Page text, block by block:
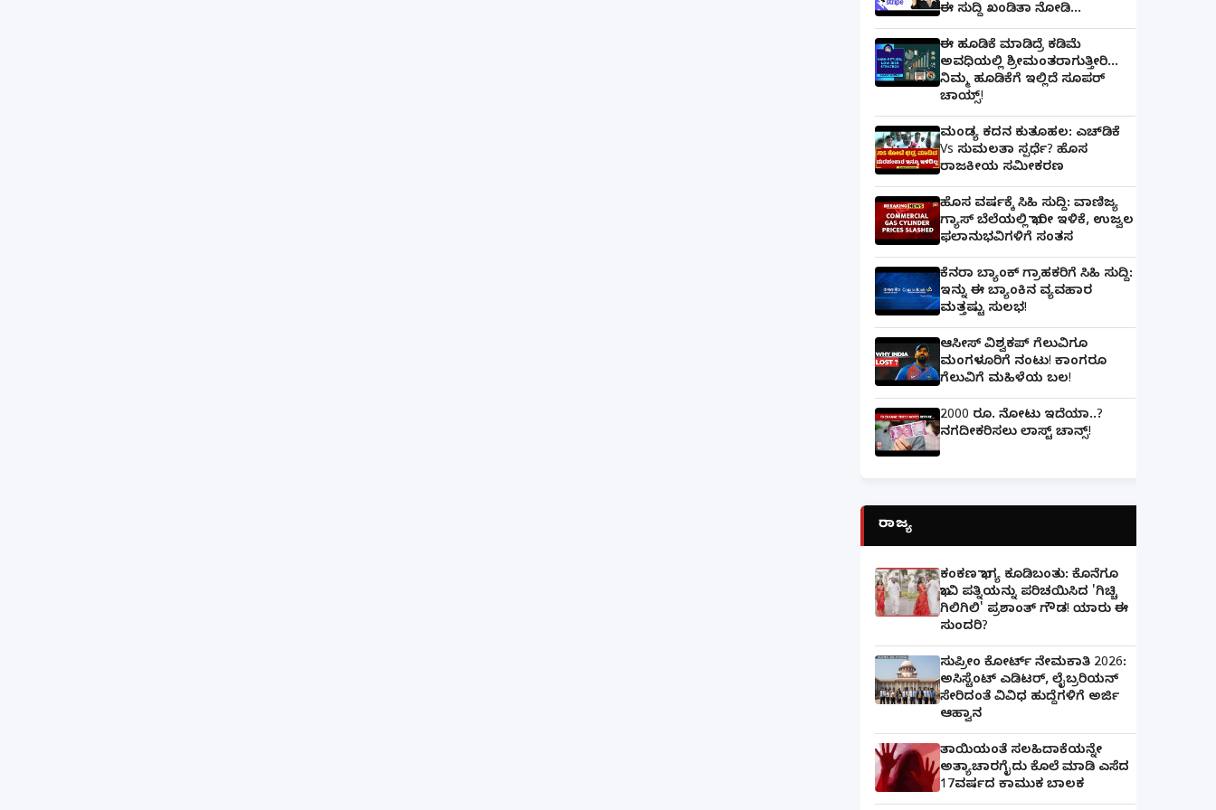
ಈ ಸುದ್ದಿ ಖಂಡಿತಾ ನೋಡಿ...
ಈ ಹೂಡಿಕೆ ಮಾಡಿದ್ರೆ ಕಡಿಮೆ
ಅವಧಿಯಲ್ಲಿ ಶ್ರೀಮಂತರಾಗುತ್ತೀರಿ...
ನಿಮ್ಮ ಹೂಡಿಕೆಗೆ ಇಲ್ಲಿದೆ ಸೂಪರ್
ಚಾಯ್ಸ್‌!
ಮಂಡ್ಯ ಕದನ ಕುತೂಹಲ: ಎಚ್‌ಡಿಕೆ
Vs ಸುಮಲತಾ ಸ್ಪರ್ಧೆ? ಹೊಸ
ರಾಜಕೀಯ ಸಮೀಕರಣ
ಹೊಸ ವರ್ಷಕ್ಕೆ ಸಿಹಿ ಸುದ್ದಿ: ವಾಣಿಜ್ಯ
ಗ್ಯಾಸ್‌ ಬೆಲೆಯಲ್ಲಿ ಭಾರೀ ಇಳಿಕೆ, ಉಜ್ವಲ
ಫಲಾನುಭವಿಗಳಿಗೆ ಸಂತಸ
ಕೆನರಾ ಬ್ಯಾಂಕ್‌ ಗ್ರಾಹಕರಿಗೆ ಸಿಹಿ ಸುದ್ದಿ:
ಇನ್ನು ಈ ಬ್ಯಾಂಕಿನ ವ್ಯವಹಾರ
ಮತ್ತಷ್ಟು ಸುಲಭ!
ಆಸೀಸ್ ವಿಶ್ವಕಪ್ ಗೆಲುವಿಗೂ
ಮಂಗಳೂರಿಗೆ ನಂಟು! ಕಾಂಗರೂ
ಗೆಲುವಿಗೆ ಮಹಿಳೆಯ ಬಲ!
2000 ರೂ. ನೋಟು ಇದೆಯಾ..?
ನಗದೀಕರಿಸಲು ಲಾಸ್ಟ್‌ ಚಾನ್ಸ್‌!
ರಾಜ್ಯ
ಕಂಕಣ ಭಾಗ್ಯ ಕೂಡಿಬಂತು: ಕೊನೆಗೂ
ಭಾವಿ ಪತ್ನಿಯನ್ನು ಪರಿಚಯಿಸಿದ 'ಗಿಚ್ಚಿ
ಗಿಲಿಗಿಲಿ' ಪ್ರಶಾಂತ್ ಗೌಡ! ಯಾರು ಈ
ಸುಂದರಿ?
ಸುಪ್ರೀಂ ಕೋರ್ಟ್ ನೇಮಕಾತಿ 2026:
ಅಸಿಸ್ಟೆಂಟ್ ಎಡಿಟರ್, ಲೈಬ್ರರಿಯನ್
ಸೇರಿದಂತೆ ವಿವಿಧ ಹುದ್ದೆಗಳಿಗೆ ಅರ್ಜಿ
ಆಹ್ವಾನ
ತಾಯಿಯಂತೆ ಸಲಹಿದಾಕೆಯನ್ನೇ
ಅತ್ಯಾಚಾರಗೈದು ಕೊಲೆ ಮಾಡಿ ಎಸೆದ
17ವರ್ಷದ ಕಾಮುಕ ಬಾಲಕ